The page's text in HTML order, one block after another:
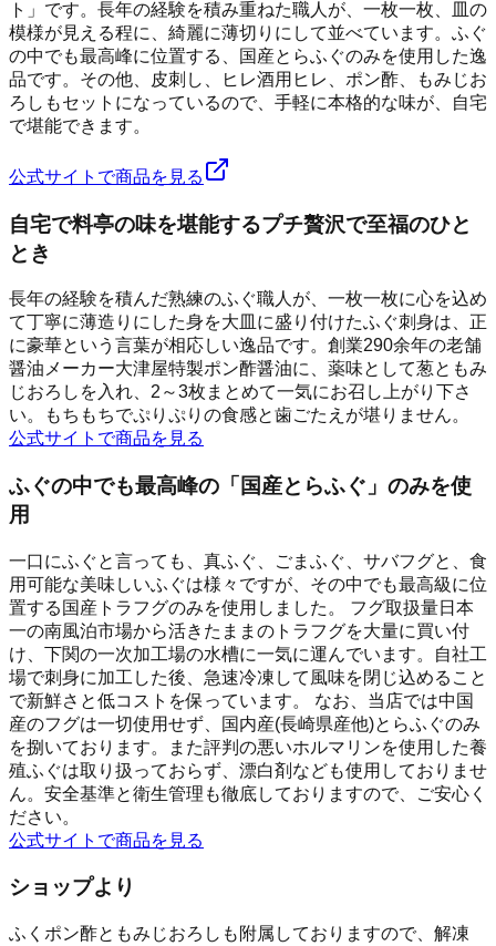
ト」です。長年の経験を積み重ねた職人が、一枚一枚、皿の
模様が見える程に、綺麗に薄切りにして並べています。ふぐ
の中でも最高峰に位置する、国産とらふぐのみを使用した逸
品です。その他、皮刺し、ヒレ酒用ヒレ、ポン酢、もみじお
ろしもセットになっているので、手軽に本格的な味が、自宅
で堪能できます。
公式サイトで商品を見る
自宅で料亭の味を堪能するプチ贅沢で至福のひと
とき
長年の経験を積んだ熟練のふぐ職人が、一枚一枚に心を込め
て丁寧に薄造りにした身を大皿に盛り付けたふぐ刺身は、正
に豪華という言葉が相応しい逸品です。創業290余年の老舗
醤油メーカー大津屋特製ポン酢醤油に、薬味として葱ともみ
じおろしを入れ、2～3枚まとめて一気にお召し上がり下さ
い。もちもちでぷりぷりの食感と歯ごたえが堪りません。
公式サイトで商品を見る
ふぐの中でも最高峰の「国産とらふぐ」のみを使
用
一口にふぐと言っても、真ふぐ、ごまふぐ、サバフグと、食
用可能な美味しいふぐは様々ですが、その中でも最高級に位
置する国産トラフグのみを使用しました。 フグ取扱量日本
一の南風泊市場から活きたままのトラフグを大量に買い付
け、下関の一次加工場の水槽に一気に運んでいます。自社工
場で刺身に加工した後、急速冷凍して風味を閉じ込めること
で新鮮さと低コストを保っています。 なお、当店では中国
産のフグは一切使用せず、国内産(長崎県産他)とらふぐのみ
を捌いております。また評判の悪いホルマリンを使用した養
殖ふぐは取り扱っておらず、漂白剤なども使用しておりませ
ん。安全基準と衛生管理も徹底しておりますので、ご安心く
ださい。
公式サイトで商品を見る
ショップより
ふくポン酢ともみじおろしも附属しておりますので、解凍